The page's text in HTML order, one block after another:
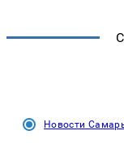
Новости